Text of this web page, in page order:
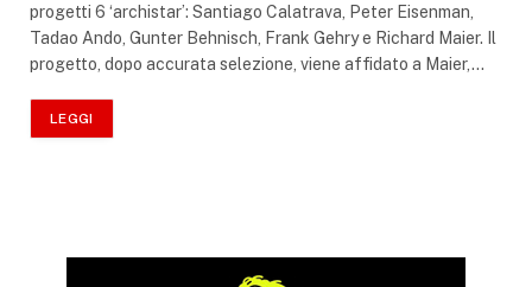
progetti 6 ‘archistar’: Santiago Calatrava, Peter Eisenman,
Tadao Ando, Gunter Behnisch, Frank Gehry e Richard Maier. Il
progetto, dopo accurata selezione, viene affidato a Maier,…
LEGGI